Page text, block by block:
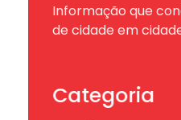
Informação que
de cidade em
Categoria